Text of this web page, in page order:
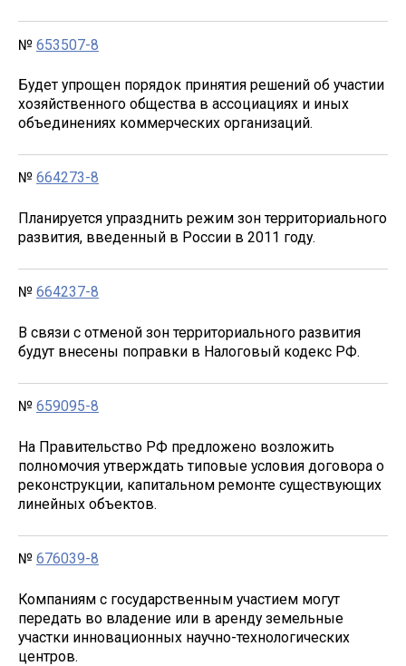
№ 653507-8
Будет упрощен порядок принятия решений об участии
хозяйственного общества в ассоциациях и иных
объединениях коммерческих организаций.
№ 664273-8
Планируется упразднить режим зон территориального
развития, введенный в России в 2011 году.
№ 664237-8
В связи с отменой зон территориального развития
будут внесены поправки в Налоговый кодекс РФ.
№ 659095-8
На Правительство РФ предложено возложить
полномочия утверждать типовые условия договора о
реконструкции, капитальном ремонте существующих
линейных объектов.
№ 676039-8
Компаниям с государственным участием могут
передать во владение или в аренду земельные
участки инновационных научно-технологических
центров.